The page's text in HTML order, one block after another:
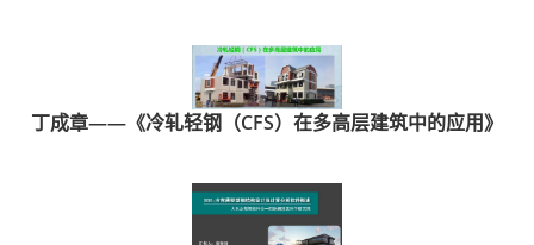
丁成章——《冷轧轻钢（CFS）在多高层建筑中的应用》